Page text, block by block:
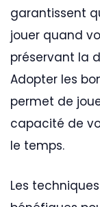
garantissent
jouer quand
préservant la
Adopter les
permet de
capacité de
le temps.
Les